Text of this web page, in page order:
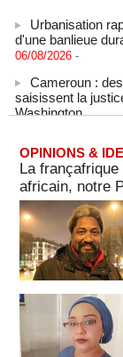
d'une banlieue
06/08/2026 -
saisissent la
Washington
06/08/2026 -
l'expulsion de la
06/08/2026 -
Le Rhin
solutions
06/08/2026 -
La Corée du
la mer du Japon,
Sénégal - Une
06/08/2026 -
OPINIONS &
La
africain, notre